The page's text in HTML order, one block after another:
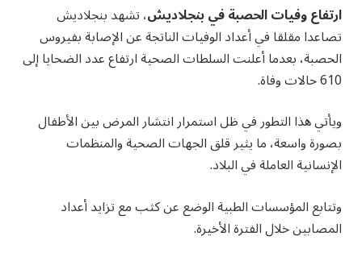
ارتفاع وفيات الحصبة في بنجلاديش، تشهد بنجلاديش
تصاعدا مقلقا في أعداد الوفيات الناتجة عن الإصابة بفيروس
الحصبة، بعدما أعلنت السلطات الصحية ارتفاع عدد الضحايا إلى
610 حالات وفاة.
ويأتي هذا التطور في ظل استمرار انتشار المرض بين الأطفال
بصورة واسعة، ما يثير قلق الجهات الصحية والمنظمات
الإنسانية العاملة في البلاد.
وتتابع المؤسسات الطبية الوضع عن كثب مع تزايد أعداد
المصابين خلال الفترة الأخيرة.